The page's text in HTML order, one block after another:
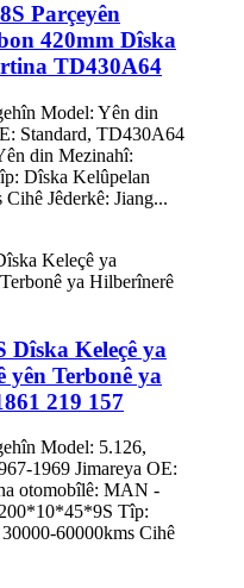
Parçeyên
420mm Dîska
TD430A64
Model: Yên din
Standard, TD430A64
din Mezinahî:
Dîska Kelûpelan
Jêderkê: Jiang...
Keleçê ya
yên Terbonê ya
219 157
Model: 5.126,
1969 Jimareya OE:
otomobîlê: MAN -
Tîp:
60000kms Cihê